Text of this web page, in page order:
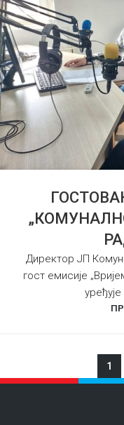
Директор ЈП
гост емисије
1